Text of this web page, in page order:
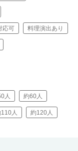
応可 料理演出あり
人 約60人
人 約120人